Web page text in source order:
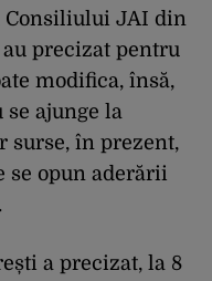
Consiliului JAI din
precizat pentru
modifica, însă,
ajunge la
surse, în prezent,
se opun aderării
a precizat, la 8